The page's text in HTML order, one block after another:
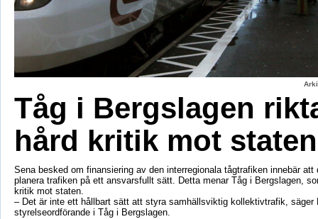
Tåg i Bergslagen
hård kritik mot staten
Sena besked om finansiering av den interregionala tågtrafiken innebär att
planera trafiken på ett ansvarsfullt sätt. Detta menar Tåg i Bergslagen,
kritik mot staten.
– Det är inte ett hållbart sätt att styra samhällsviktig kollektivtrafik, säger
styrelseordförande i Tåg i Bergslagen.